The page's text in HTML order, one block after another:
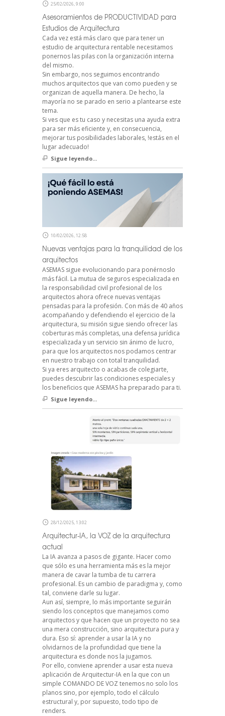
25/02/2026, 9:00
Asesoramientos de PRODUCTIVIDAD para
Estudios de Arquitectura
Cada vez está más claro que para tener un
estudio de arquitectura rentable necesitamos
ponernos las pilas con la organización interna
del mismo.
Sin embargo, nos seguimos encontrando
muchos arquitectos que van como pueden y se
organizan de aquella manera. De hecho, la
mayoría no se parado en serio a plantearse este
tema.
Si ves que es tu caso y necesitas una ayuda extra
para ser más eficiente y, en consecuencia,
mejorar tus posibilidades laborales, !estás en el
lugar adecuado!
Sigue leyendo...
10/02/2026, 12:58
Nuevas ventajas para la tranquilidad de los
arquitectos
ASEMAS sigue evolucionando para ponérnoslo
más fácil. La mutua de seguros especializada en
la responsabilidad civil profesional de los
arquitectos ahora ofrece nuevas ventajas
pensadas para la profesión. Con más de 40 años
acompañando y defendiendo el ejercicio de la
arquitectura, su misión sigue siendo ofrecer las
coberturas más completas, una defensa jurídica
especializada y un servicio sin ánimo de lucro,
para que los arquitectos nos podamos centrar
en nuestro trabajo con total tranquilidad.
Si ya eres arquitecto o acabas de colegiarte,
puedes descubrir las condiciones especiales y
los beneficios que ASEMAS ha preparado para ti.
Sigue leyendo...
28/12/2025, 13:02
Arquitectur-IA, la VOZ de la arquitectura
actual
La IA avanza a pasos de gigante. Hacer como
que sólo es una herramienta más es la mejor
manera de cavar la tumba de tu carrera
profesional. Es un cambio de paradigma y, como
tal, conviene darle su lugar.
Aun así, siempre, lo más importante seguirán
siendo los conceptos que manejamos como
arquitectos y que hacen que un proyecto no sea
una mera construcción, sino arquitectura pura y
dura. Eso sí: aprender a usar la IA y no
olvidarnos de la profundidad que tiene la
arquitectura es donde nos la jugamos.
Por ello, conviene aprender a usar esta nueva
aplicación de Arquitectur-IA en la que con un
simple COMANDO DE VOZ tenemos no solo los
planos sino, por ejemplo, todo el cálculo
estructural y, por supuesto, todo tipo de
renders.